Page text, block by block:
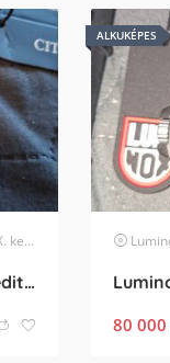
Citizen promaster gold edition
ALKUKÉPES
80 000